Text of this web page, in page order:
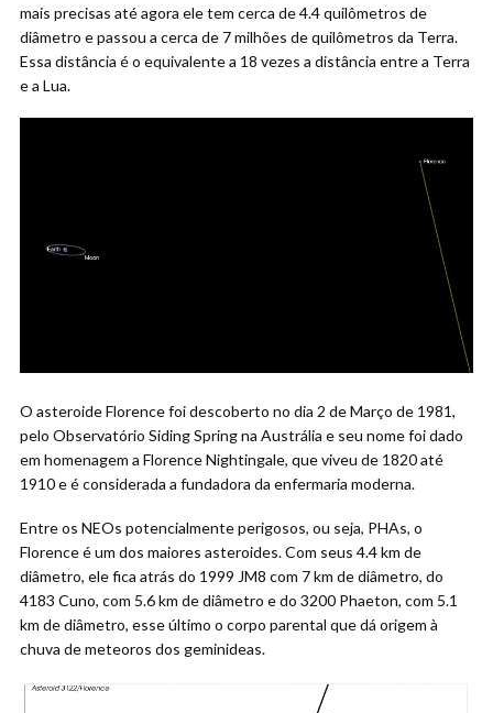
mais precisas até agora ele tem cerca de 4.4 quilômetros de
diâmetro e passou a cerca de 7 milhões de quilômetros da Terra.
Essa distância é o equivalente a 18 vezes a distância entre a Terra
e a Lua.
O asteroide Florence foi descoberto no dia 2 de Março de 1981,
pelo Observatório Siding Spring na Austrália e seu nome foi dado
em homenagem a Florence Nightingale, que viveu de 1820 até
1910 e é considerada a fundadora da enfermaria moderna.
Entre os NEOs potencialmente perigosos, ou seja, PHAs, o
Florence é um dos maiores asteroides. Com seus 4.4 km de
diâmetro, ele fica atrás do 1999 JM8 com 7 km de diâmetro, do
4183 Cuno, com 5.6 km de diâmetro e do 3200 Phaeton, com 5.1
km de diâmetro, esse último o corpo parental que dá origem à
chuva de meteoros dos geminideas.